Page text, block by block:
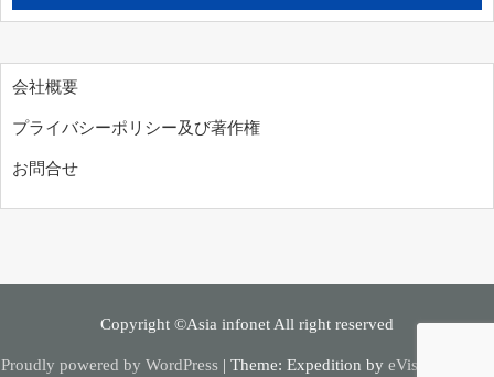
会社概要
プライバシーポリシー及び著作権
お問合せ
Copyright ©Asia infonet All right reserved
Proudly powered by WordPress | Theme: Expedition by eVisionThemes